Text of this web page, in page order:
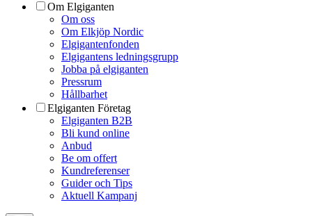
Om Elgiganten
Om oss
Om Elkjöp Nordic
Elgigantenfonden
Elgigantens ledningsgrupp
Jobba på elgiganten
Pressrum
Hållbarhet
Elgiganten Företag
Elgiganten B2B
Bli kund online
Anbud
Be om offert
Kundreferenser
Guider och Tips
Aktuell Kampanj